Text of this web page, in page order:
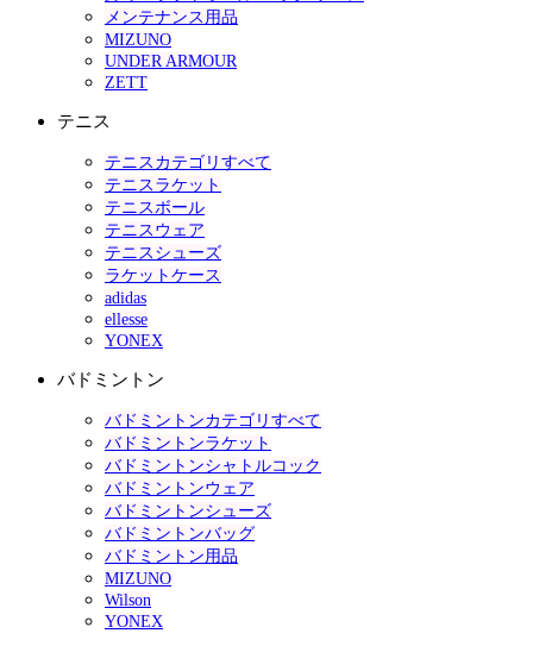
メンテナンス用品
MIZUNO
UNDER ARMOUR
ZETT
テニス
テニスカテゴリすべて
テニスラケット
テニスボール
テニスウェア
テニスシューズ
ラケットケース
adidas
ellesse
YONEX
バドミントン
バドミントンカテゴリすべて
バドミントンラケット
バドミントンシャトルコック
バドミントンウェア
バドミントンシューズ
バドミントンバッグ
バドミントン用品
MIZUNO
Wilson
YONEX